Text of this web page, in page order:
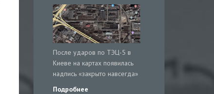
После ударов по ТЭЦ-5 в
Киеве на картах появилась
надпись «закрыто навсегда»
Подробнее